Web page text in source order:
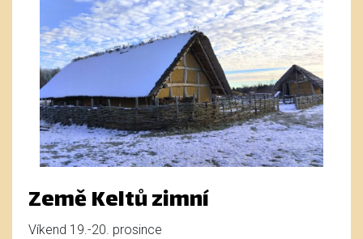
Země Keltů zimní
Víkend 19.-20. prosince